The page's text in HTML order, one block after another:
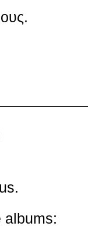
albums: